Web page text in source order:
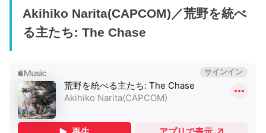
Akihiko Narita(CAPCOM)／荒野を統べ
る主たち: The Chase